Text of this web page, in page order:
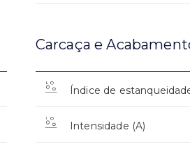
Carcaça e
Índice de
Intensidade (A)